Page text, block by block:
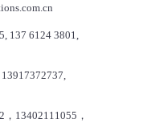
137 6124 3801,
13402111055，